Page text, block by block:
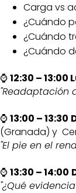
Carga vs
¿Cuándo
¿Cuándo
¿Cuándo
⌚12:30 –
"Readaptación
⌚13:00 – 13:30
(Granada) y
"El pie en el
⌚13:30 – 14:00
"¿Qué